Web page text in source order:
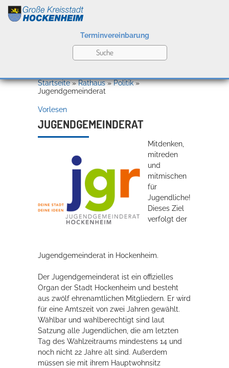
Kultur
Bildung
Wirtschaft
Service
Terminvereinbarung
Willkommen in Hockenheim
Konzerte, Tagungen und vieles mehr
Die Stadthalle Hockenheim bietet den perfekten Standort für Events
mehr dazu...
Startseite»Rathaus»Politik»
Jugendgemeinderat
Vorlesen
JUGENDGEMEINDERAT
Mitdenken,
mitreden
und
mitmischen
für
Jugendliche!
Dieses Ziel
verfolgt der
Jugendgemeinderat in Hockenheim.
Der Jugendgemeinderat ist ein offizielles
Organ der Stadt Hockenheim und besteht
aus zwölf ehrenamtlichen Mitgliedern. Er wird
für eine Amtszeit von zwei Jahren gewählt.
Wählbar und wahlberechtigt sind laut
Satzung alle Jugendlichen, die am letzten
Tag des Wahlzeitraums mindestens 14 und
noch nicht 22 Jahre alt sind. Außerdem
müssen sie mit ihrem Hauptwohnsitz